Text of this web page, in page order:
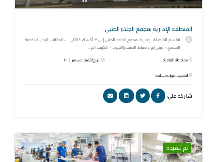
المنطقة الإدارية بمجمع الجلاء الطبي
تنقسم المنطقة الإدارية بمجمع الجلاء الطبي إلى ٣ أقسام كالأتي: • المكاتب الإدارية لخدمة
المجمع. • مبنى إيواء ضباط الصف والجنود. • التكييف الم...
محافظة: القاهرة
التصنيف: قوات مسلحة
تاريخ التنفيذ: ديسمبر ٢٠١٤
شاركه علي:
تم تنفيذه